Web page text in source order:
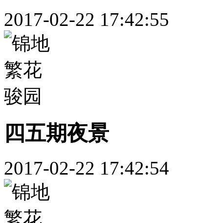
2017-02-22 17:42:55
四五期夜景
2017-02-22 17:42:54